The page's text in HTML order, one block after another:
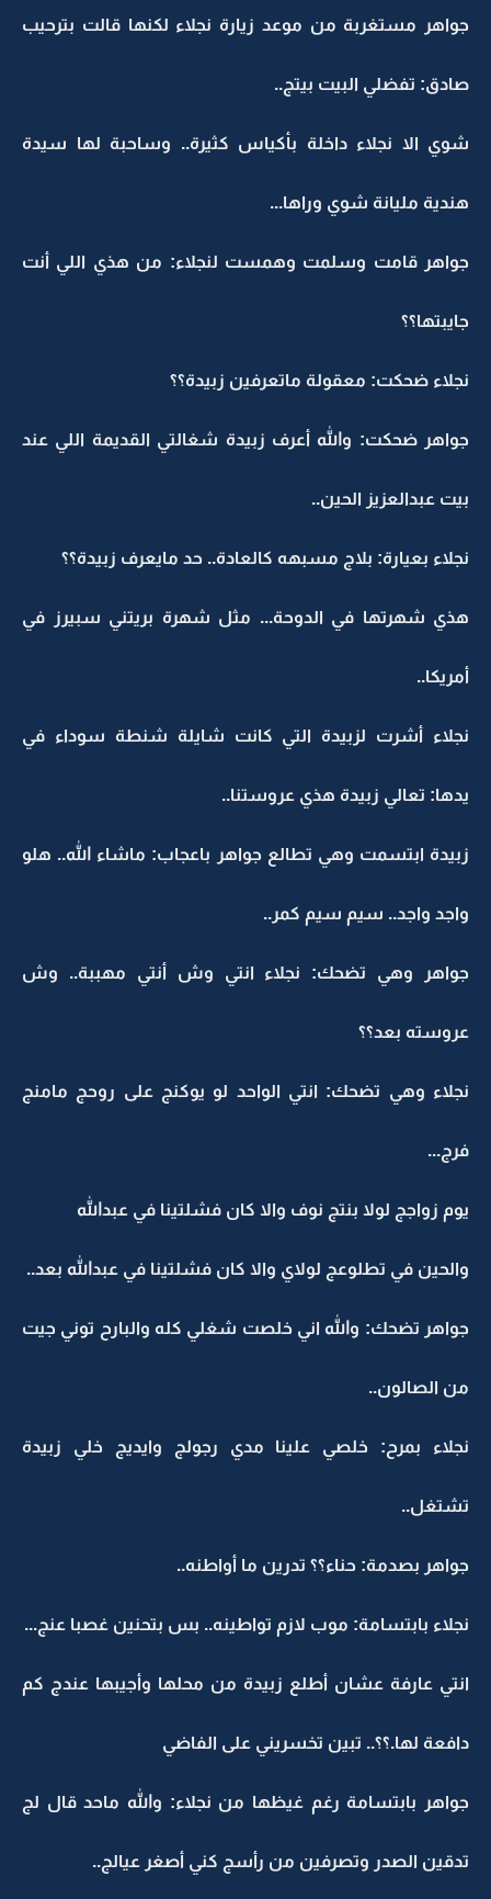
جواهر مستغربة من موعد زيارة نجلاء لكنها قالت بترحيب
صادق: تفضلي البيت بيتج..
شوي الا نجلاء داخلة بأكياس كثيرة.. وساحبة لها سيدة
هندية مليانة شوي وراها...
جواهر قامت وسلمت وهمست لنجلاء: من هذي اللي أنت
جايبتها؟؟
نجلاء ضحكت: معقولة ماتعرفين زبيدة؟؟
جواهر ضحكت: والله أعرف زبيدة شغالتي القديمة اللي عند
بيت عبدالعزيز الحين..
نجلاء بعيارة: بلاج مسبهه كالعادة.. حد مايعرف زبيدة؟؟
هذي شهرتها في الدوحة... مثل شهرة بريتني سبيرز في
أمريكا..
نجلاء أشرت لزبيدة التي كانت شايلة شنطة سوداء في
يدها: تعالي زبيدة هذي عروستنا..
زبيدة ابتسمت وهي تطالع جواهر باعجاب: ماشاء الله.. هلو
واجد واجد.. سيم سيم كمر..
جواهر وهي تضحك: نجلاء انتي وش أنتي مهببة.. وش
عروسته بعد؟؟
نجلاء وهي تضحك: انتي الواحد لو يوكنج على روحج مامنج
فرج...
يوم زواجج لولا بنتج نوف والا كان فشلتينا في عبدالله
والحين في تطلوعج لولاي والا كان فشلتينا في عبدالله بعد..
جواهر تضحك: والله اني خلصت شغلي كله والبارح توني جيت
من الصالون..
نجلاء بمرح: خلصي علينا مدي رجولج وايديج خلي زبيدة
تشتغل..
جواهر بصدمة: حناء؟؟ تدرين ما أواطنه..
نجلاء بابتسامة: موب لازم تواطينه.. بس بتحنين غصبا عنج...
انتي عارفة عشان أطلع زبيدة من محلها وأجيبها عندج كم
دافعة لها.؟؟.. تبين تخسريني على الفاضي
جواهر بابتسامة رغم غيظها من نجلاء: والله ماحد قال لج
تدقين الصدر وتصرفين من رأسج كني أصغر عيالج..